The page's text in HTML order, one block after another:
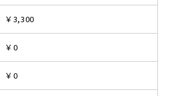
￥3,300
￥0
￥0